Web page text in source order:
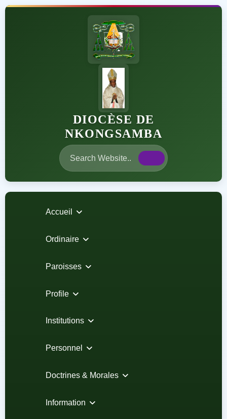
DIOCÈSE DE
NKONGSAMBA
Accueil
Ordinaire
Paroisses
Profile
Institutions
Personnel
Doctrines & Morales
Information